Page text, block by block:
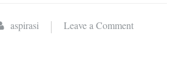
aspirasi Leave a Commenton